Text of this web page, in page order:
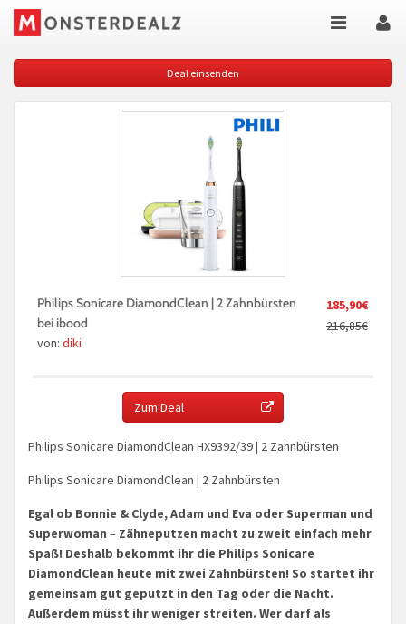
Deal einsenden
185,90€
216,85€
Philips Sonicare DiamondClean | 2 Zahnbürsten
bei ibood
von: diki
Zum Deal
Philips Sonicare DiamondClean HX9392/39 | 2 Zahnbürsten
Philips Sonicare DiamondClean | 2 Zahnbürsten
Egal ob Bonnie & Clyde, Adam und Eva oder Superman und
Superwoman – Zähneputzen macht zu zweit einfach mehr
Spaß! Deshalb bekommt ihr die Philips Sonicare
DiamondClean heute mit zwei Zahnbürsten! So startet ihr
gemeinsam gut geputzt in den Tag oder die Nacht.
Außerdem müsst ihr weniger streiten. Wer darf als